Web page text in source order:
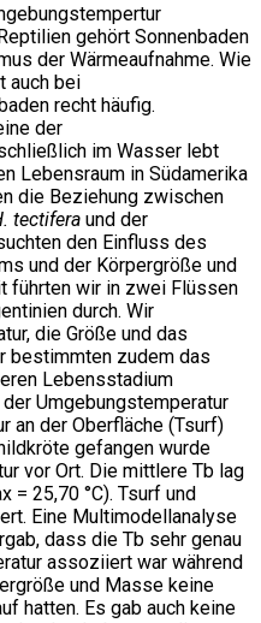
gehört Sonnenbaden
der Wärmeaufnahme. Wie
auch bei
recht häufig.
der
im Wasser lebt
Lebensraum in Südamerika
die Beziehung zwischen
tectifera und der
den Einfluss des
und der Körpergröße und
führten wir in zwei Flüssen
durch. Wir
die Größe und das
bestimmten zudem das
Lebensstadium
Umgebungstemperatur
an der Oberfläche (Tsurf)
gefangen wurde
vor Ort. Die mittlere Tb lag
= 25,70 °C). Tsurf und
Eine Multimodellanalyse
dass die Tb sehr genau
assoziiert war während
und Masse keine
hatten. Es gab auch keine